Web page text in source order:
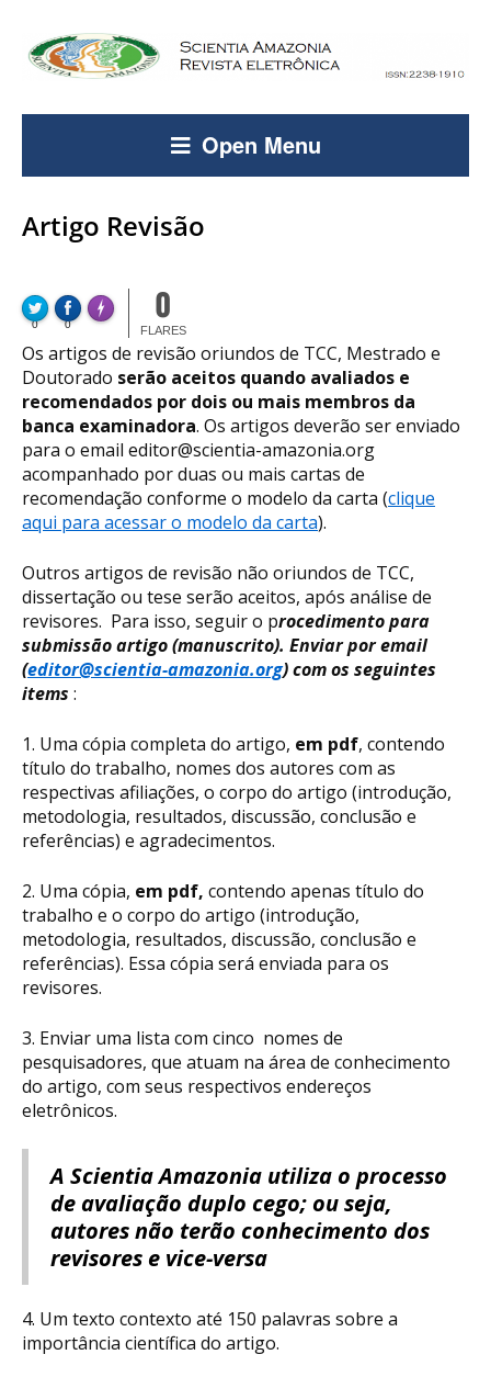
Open Menu
Artigo Revisão
0 0
Made with FLARE
0
FLARES
Os artigos de revisão oriundos de TCC, Mestrado e
Doutorado serão aceitos quando avaliados e
recomendados por dois ou mais membros da
banca examinadora. Os artigos deverão ser enviado
para o email editor@scientia-amazonia.org
acompanhado por duas ou mais cartas de
recomendação conforme o modelo da carta (clique
aqui para acessar o modelo da carta).
Outros artigos de revisão não oriundos de TCC,
dissertação ou tese serão aceitos, após análise de
revisores. Para isso, seguir o procedimento para
submissão artigo (manuscrito). Enviar por email
(editor@scientia-amazonia.org) com os seguintes
items :
1. Uma cópia completa do artigo, em pdf, contendo
título do trabalho, nomes dos autores com as
respectivas afiliações, o corpo do artigo (introdução,
metodologia, resultados, discussão, conclusão e
referências) e agradecimentos.
2. Uma cópia, em pdf, contendo apenas título do
trabalho e o corpo do artigo (introdução,
metodologia, resultados, discussão, conclusão e
referências). Essa cópia será enviada para os
revisores.
3. Enviar uma lista com cinco nomes de
pesquisadores, que atuam na área de conhecimento
do artigo, com seus respectivos endereços
eletrônicos.
A Scientia Amazonia utiliza o processo
de avaliação duplo cego; ou seja,
autores não terão conhecimento dos
revisores e vice-versa
4. Um texto contexto até 150 palavras sobre a
importância científica do artigo.